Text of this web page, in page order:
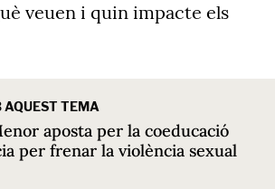
veuen i quin impacte els
AQUEST TEMA
aposta per la coeducació
per frenar la violència sexual